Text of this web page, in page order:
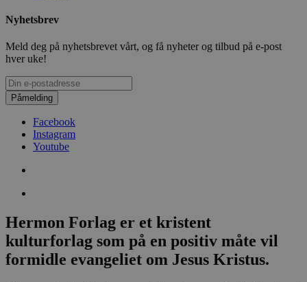
Nyhetsbrev
Meld deg på nyhetsbrevet vårt, og få nyheter og tilbud på e-post
hver uke!
Påmelding
Facebook
Instagram
Youtube
Hermon Forlag er et kristent
kulturforlag som på en positiv måte vil
formidle evangeliet om Jesus Kristus.